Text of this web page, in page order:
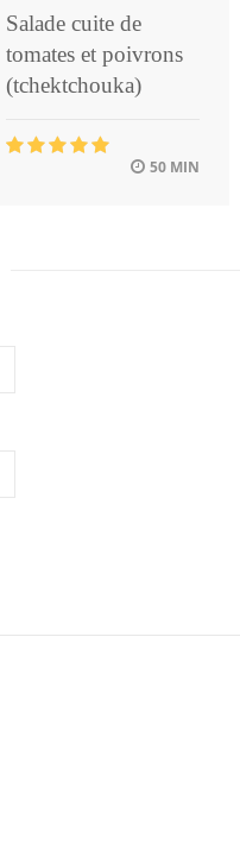
Salade cuite de
tomates et poivrons
(tchektchouka)
50 MIN